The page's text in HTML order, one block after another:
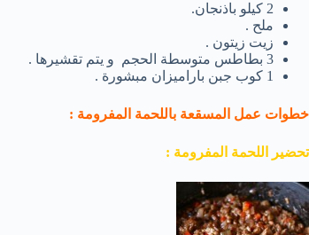
2 كيلو باذنجان.
ملح .
زيت زيتون .
3 بطاطس متوسطة الحجم و يتم تقشيرها .
1 كوب جبن باراميزان مبشورة .
خطوات عمل المسقعة باللحمة المفرومة :
تحضير اللحمة المفرومة :